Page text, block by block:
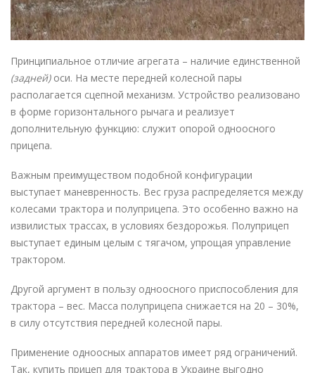
Принципиальное отличие агрегата – наличие единственной
(задней)оси. На месте передней колесной пары
располагается сцепной механизм. Устройство реализовано
в форме горизонтального рычага и реализует
дополнительную функцию: служит опорой одноосного
прицепа.
Важным преимуществом подобной конфигурации
выступает маневренность. Вес груза распределяется между
колесами трактора и полуприцепа. Это особенно важно на
извилистых трассах, в условиях бездорожья. Полуприцеп
выступает единым целым с тягачом, упрощая управление
трактором.
Другой аргумент в пользу одноосного приспособления для
трактора – вес. Масса полуприцепа снижается на 20 – 30%,
в силу отсутствия передней колесной пары.
Применение одноосных аппаратов имеет ряд ограничений.
Так, купить прицеп для трактора в Украине выгодно